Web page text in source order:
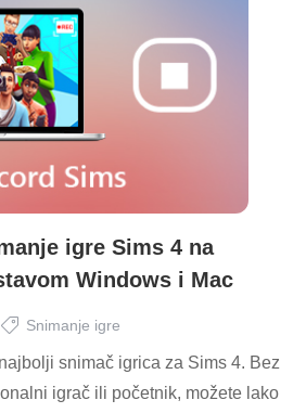
igre Sims 4 na
Windows i Mac
Snimanje igre
snimač igrica za Sims 4. Bez
igrač ili početnik, možete lako